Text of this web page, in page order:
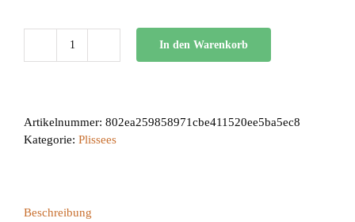
AO
In den Warenkorb
Artikelnummer: 802ea259858971cbe411520ee5ba5ec8
Kategorie: Plissees
Beschreibung